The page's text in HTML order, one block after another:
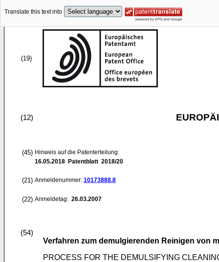
Translate this text into
(19)
(12)
(45) Hinweis auf die Patenterteilung:
16.05.2018 Patentblatt 2018/20
(21) Anmeldenummer: 10173888.8
(22) Anmeldetag: 26.03.2007
(54)
Verfahren zum demulgierenden Reinigen von
PROCESS FOR THE DEMULSIFYING